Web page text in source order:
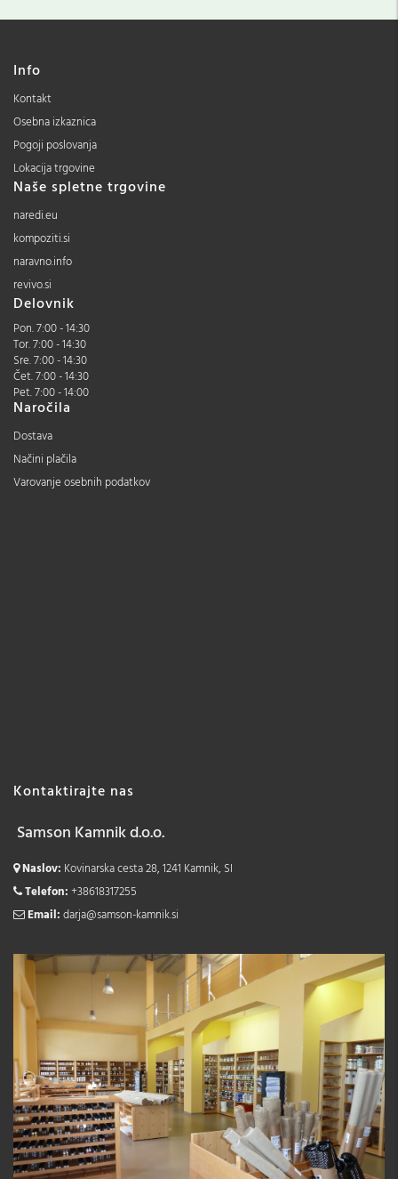
Info
Kontakt
Osebna izkaznica
Pogoji poslovanja
Lokacija trgovine
Naše spletne trgovine
naredi.eu
kompoziti.si
naravno.info
revivo.si
Delovnik
Pon. 7:00 - 14:30
Tor. 7:00 - 14:30
Sre. 7:00 - 14:30
Čet. 7:00 - 14:30
Pet. 7:00 - 14:00
Naročila
Dostava
Načini plačila
Varovanje osebnih podatkov
Kontaktirajte nas
Samson Kamnik d.o.o.
Naslov: Kovinarska cesta 28, 1241 Kamnik, SI
Telefon:+38618317255
Email:darja@samson-kamnik.si